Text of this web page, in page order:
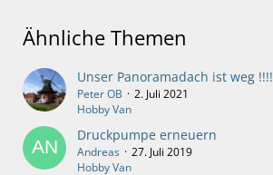
Ähnliche Themen
Unser Panoramadach ist weg !!!!
Peter OB
2. Juli 2021
Hobby Van
Druckpumpe erneuern
Andreas
27. Juli 2019
Hobby Van